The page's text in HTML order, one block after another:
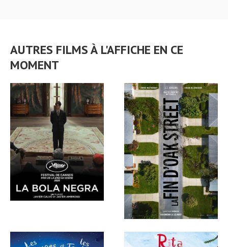
AUTRES FILMS À L'AFFICHE EN CE
MOMENT